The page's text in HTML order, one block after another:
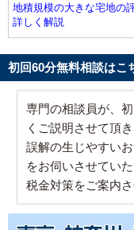
地積規模の大きな宅地の
詳しく解説
初回60分無料相談はこ
専門の相談員が、
くご説明させて頂き
誤解の生じやすい
をお伺いさせてい
税金対策をご案内